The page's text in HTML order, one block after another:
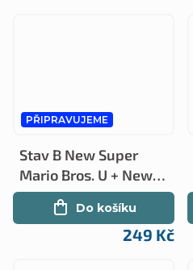
PŘIPRAVUJEME
Stav B New Super
Mario Bros. U + New
Super Luigi U (Wii U)
249 Kč
Do košíku